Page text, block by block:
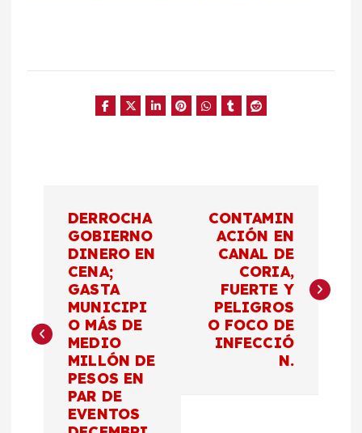
e
DERROCHA
GOBIERNO
DINERO EN
CENA;
GASTA
MUNICIPI
O MÁS DE
MEDIO
MILLÓN DE
PESOS EN
PAR DE
EVENTOS
CONTAMIN
ACIÓN EN
CANAL DE
CORIA,
FUERTE Y
PELIGROS
O FOCO DE
INFECCIÓ
N.